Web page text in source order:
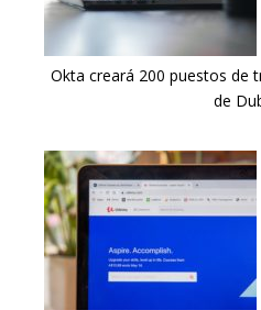
Okta creará 200 puestos de
de